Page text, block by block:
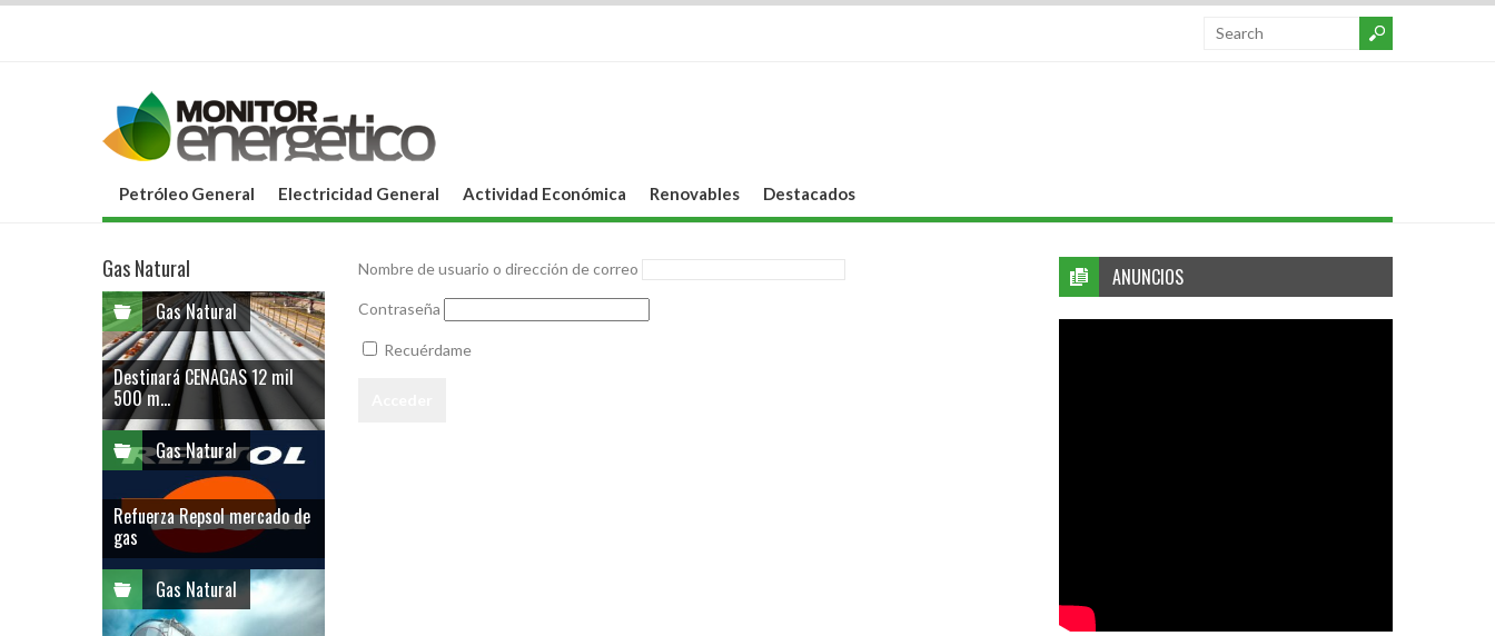
Petróleo General Electricidad General Actividad Económica Renovables Destacados
Nombre de usuario o dirección de correo
Contraseña
Recuérdame
ANUNCIOS
Gas Natural
Gas Natural
Destinará CENAGAS 12 mil
500 m...
Gas Natural
Refuerza Repsol mercado de
gas
Gas Natural